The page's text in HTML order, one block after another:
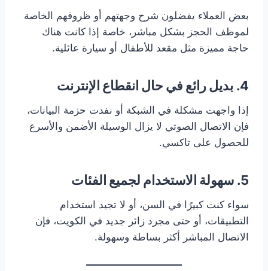
بعض العملاء يفضلون شرح وجهتهم أو ظروفهم الخاصة
لموظف الحجز بشكل مباشر، خاصة إذا كانت هناك
حاجة مميزة مثل مقعد للأطفال أو سيارة عائلية.
4. بديل رائع في حال انقطاع الإنترنت
إذا واجهت مشكلة في الشبكة أو نفدت حزمة البيانات،
فإن الاتصال الصوتي لا يزال الوسيلة الأضمن والأسرع
للحصول على تاكسي.
5. سهولة الاستخدام لجميع الفئات
سواء كنت كبيرًا في السن، أو لا تجيد استخدام
التطبيقات، أو حتى مجرد زائر جديد في الكويت، فإن
الاتصال المباشر أكثر بساطة وسهولة.